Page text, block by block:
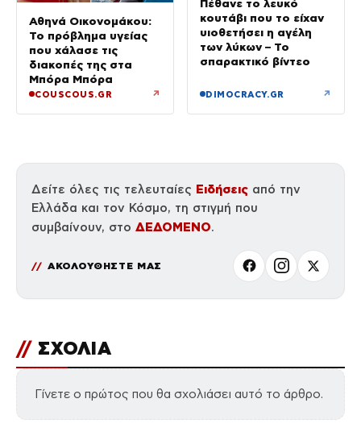
Αθηνά Οικονομάκου:
Το πρόβλημα υγείας
που χάλασε τις
διακοπές της στα
Μπόρα Μπόρα
COUSCOUS.GR ↗
Πέθανε το λευκό
κουτάβι που το είχαν
υιοθετήσει η αγέλη
των λύκων – Το
σπαρακτικό βίντεο
DIMOCRACY.GR ↗
Δείτε όλες τις τελευταίες Ειδήσεις από την
Ελλάδα και τον Κόσμο, τη στιγμή που
συμβαίνουν, στο ΔΕΔΟΜΕΝΟ.
ΑΚΟΛΟΥΘΗΣΤΕ ΜΑΣ
// ΣΧΟΛΙΑ
Γίνετε ο πρώτος που θα σχολιάσει αυτό το άρθρο.